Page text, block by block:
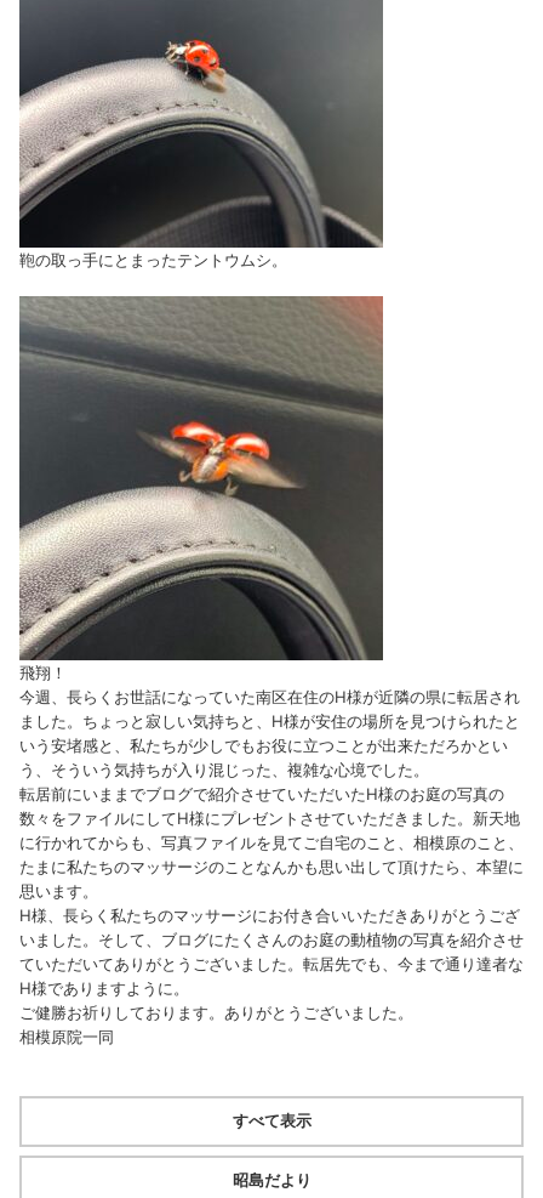
鞄の取っ手にとまったテントウムシ。
飛翔！
今週、長らくお世話になっていた南区在住のH様が近隣の県に転居され
ました。ちょっと寂しい気持ちと、H様が安住の場所を見つけられたと
いう安堵感と、私たちが少しでもお役に立つことが出来ただろかとい
う、そういう気持ちが入り混じった、複雑な心境でした。
転居前にいままでブログで紹介させていただいたH様のお庭の写真の
数々をファイルにしてH様にプレゼントさせていただきました。新天地
に行かれてからも、写真ファイルを見てご自宅のこと、相模原のこと、
たまに私たちのマッサージのことなんかも思い出して頂けたら、本望に
思います。
H様、長らく私たちのマッサージにお付き合いいただきありがとうござ
いました。そして、ブログにたくさんのお庭の動植物の写真を紹介させ
ていただいてありがとうございました。転居先でも、今まで通り達者な
H様でありますように。
ご健勝お祈りしております。ありがとうございました。
相模原院一同
すべて表示
昭島だより